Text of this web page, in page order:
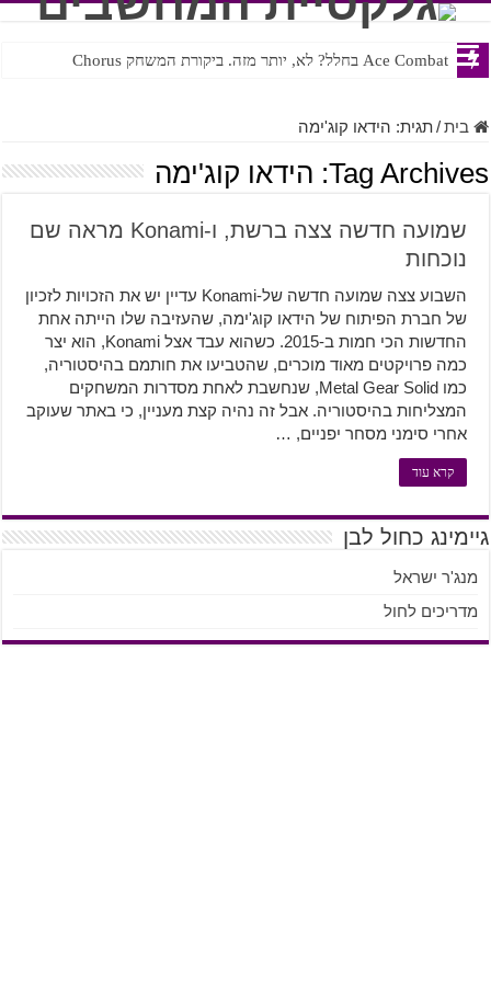
Ace Combat בחלל? לא, יותר מזה. ביקורת המשחק Chorus
בית/תגית: הידאו קוג'ימה
Tag Archives: הידאו קוג'ימה
שמועה חדשה צצה ברשת, ו-Konami מראה שם
נוכחות
השבוע צצה שמועה חדשה של-Konami עדיין יש את הזכויות לזכיון
של חברת הפיתוח של הידאו קוג'ימה, שהעזיבה שלו הייתה אחת
החדשות הכי חמות ב-2015. כשהוא עבד אצל Konami, הוא יצר
כמה פרויקטים מאוד מוכרים, שהטביעו את חותמם בהיסטוריה,
כמו Metal Gear Solid, שנחשבת לאחת מסדרות המשחקים
המצליחות בהיסטוריה. אבל זה נהיה קצת מעניין, כי באתר שעוקב
אחרי סימני מסחר יפניים, …
קרא עוד
גיימינג כחול לבן
מנג'ר ישראל
מדריכים לחול